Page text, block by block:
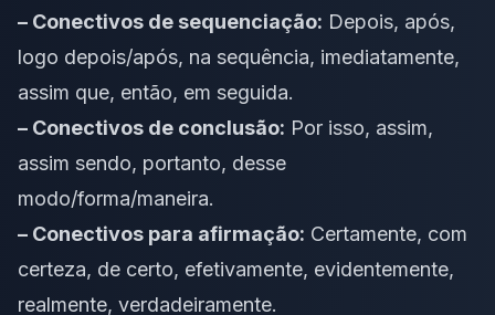
– Conectivos de sequenciação: Depois, após,
logo depois/após, na sequência, imediatamente,
assim que, então, em seguida.
– Conectivos de conclusão: Por isso, assim,
assim sendo, portanto, desse
modo/forma/maneira.
– Conectivos para afirmação: Certamente, com
certeza, de certo, efetivamente, evidentemente,
realmente, verdadeiramente.